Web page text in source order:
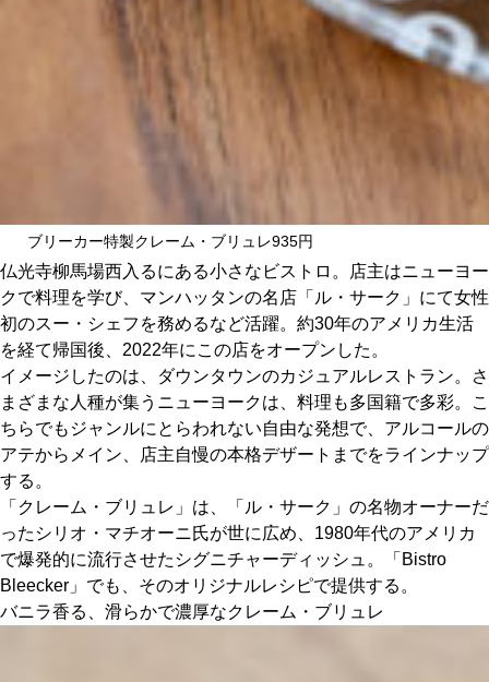
CULTURE
関西で開催。
おすすめの展覧会
おすすめの映画
誠光社で選びました。
おすすめの本
紹介します。
ブリーカー特製クレーム・ブリュレ935円
仏光寺柳馬場西入るにある小さなビストロ。店主はニューヨー
クで料理を学び、マンハッタンの名店「ル・サーク」にて女性
初のスー・シェフを務めるなど活躍。約30年のアメリカ生活
を経て帰国後、2022年にこの店をオープンした。
イメージしたのは、ダウンタウンのカジュアルレストラン。さ
まざまな人種が集うニューヨークは、料理も多国籍で多彩。こ
ちらでもジャンルにとらわれない自由な発想で、アルコールの
アテからメイン、店主自慢の本格デザートまでをラインナップ
する。
「クレーム・ブリュレ」は、「ル・サーク」の名物オーナーだ
ったシリオ・マチオーニ氏が世に広め、1980年代のアメリカ
で爆発的に流行させたシグニチャーディッシュ。「Bistro
Bleecker」でも、そのオリジナルレシピで提供する。
バニラ香る、滑らかで濃厚なクレーム・ブリュレ